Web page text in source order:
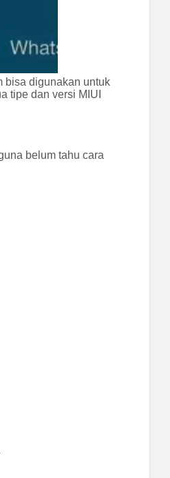
bisa digunakan untuk
tipe dan versi MIUI
belum tahu cara